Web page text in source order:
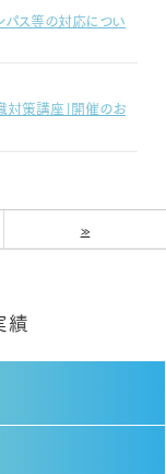
パス等の対応につい
対策講座」開催のお
»
績